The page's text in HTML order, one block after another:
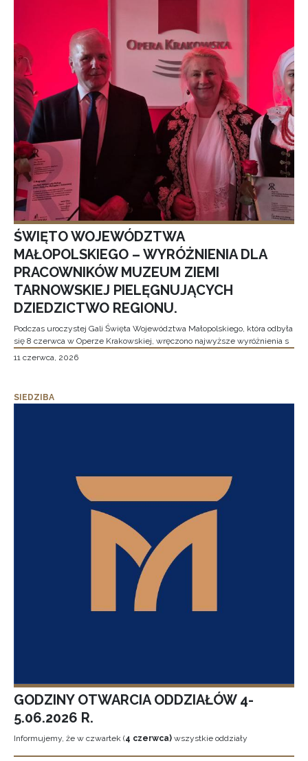
ŚWIĘTO WOJEWÓDZTWA
MAŁOPOLSKIEGO – WYRÓŻNIENIA DLA
PRACOWNIKÓW MUZEUM ZIEMI
TARNOWSKIEJ PIELĘGNUJĄCYCH
DZIEDZICTWO REGIONU.
Podczas uroczystej Gali Święta Województwa Małopolskiego, która odbyła
się 8 czerwca w Operze Krakowskiej, wręczono najwyższe wyróżnienia s
11 czerwca, 2026
SIEDZIBA
GODZINY OTWARCIA ODDZIAŁÓW 4-
5.06.2026 R.
Informujemy, że w czwartek (4 czerwca) wszystkie oddziały